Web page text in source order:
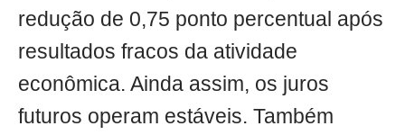
redução de 0,75 ponto percentual após
resultados fracos da atividade
econômica. Ainda assim, os juros
futuros operam estáveis. Também